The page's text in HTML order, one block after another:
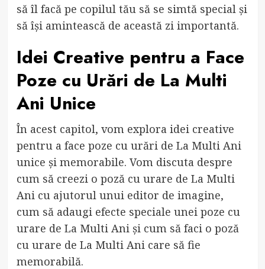
să îl facă pe copilul tău să se simtă special și
să își amintească de această zi importantă.
Idei Creative pentru a Face
Poze cu Urări de La Multi
Ani Unice
În acest capitol, vom explora idei creative
pentru a face poze cu urări de La Multi Ani
unice și memorabile. Vom discuta despre
cum să creezi o poză cu urare de La Multi
Ani cu ajutorul unui editor de imagine,
cum să adaugi efecte speciale unei poze cu
urare de La Multi Ani și cum să faci o poză
cu urare de La Multi Ani care să fie
memorabilă.